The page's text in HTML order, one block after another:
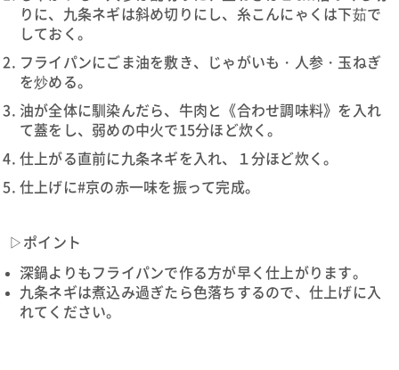
りに、九条ネギは斜め切りにし、糸こんにゃくは下茹で
しておく。
フライパンにごま油を敷き、じゃがいも・人参・玉ねぎ
を炒める。
油が全体に馴染んだら、牛肉と《合わせ調味料》を入れ
て蓋をし、弱めの中火で15分ほど炊く。
仕上がる直前に九条ネギを入れ、１分ほど炊く。
仕上げに#京の赤一味を振って完成。
▷ポイント
深鍋よりもフライパンで作る方が早く仕上がります。
九条ネギは煮込み過ぎたら色落ちするので、仕上げに入
れてください。